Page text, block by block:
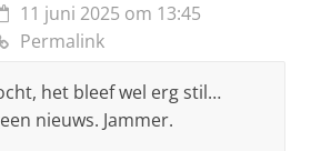
11 juni 2025 om 13:45
Permalink
het bleef wel erg stil…
nieuws. Jammer.